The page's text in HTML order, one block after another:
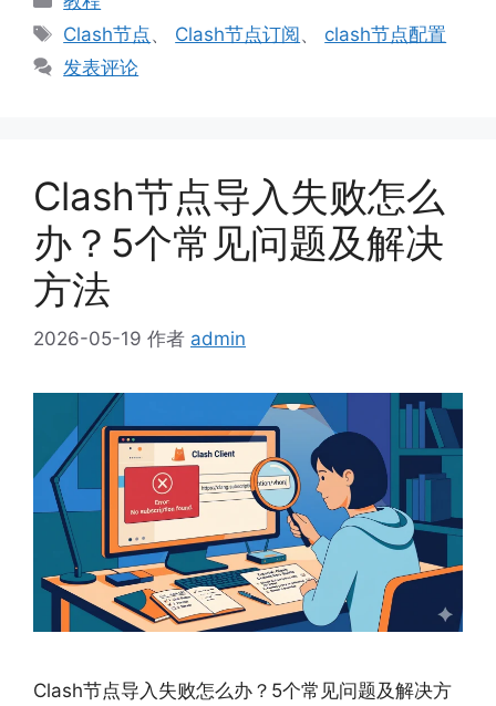
类
标
签
Clash节点、 Clash节点订阅、 clash节点配置
发表评论
Clash节点导入失败怎么
办？5个常见问题及解决
方法
2026-05-19 作者 admin
Clash节点导入失败怎么办？5个常见问题及解决方